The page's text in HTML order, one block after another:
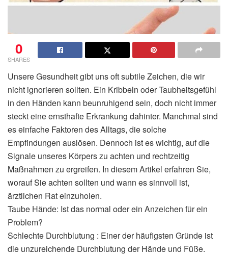
0
SHARES
Unsere Gesundheit gibt uns oft subtile Zeichen, die wir
nicht ignorieren sollten. Ein Kribbeln oder Taubheitsgefühl
in den Händen kann beunruhigend sein, doch nicht immer
steckt eine ernsthafte Erkrankung dahinter. Manchmal sind
es einfache Faktoren des Alltags, die solche
Empfindungen auslösen. Dennoch ist es wichtig, auf die
Signale unseres Körpers zu achten und rechtzeitig
Maßnahmen zu ergreifen. In diesem Artikel erfahren Sie,
worauf Sie achten sollten und wann es sinnvoll ist,
ärztlichen Rat einzuholen.
Taube Hände: Ist das normal oder ein Anzeichen für ein
Problem?
Schlechte Durchblutung : Einer der häufigsten Gründe ist
die unzureichende Durchblutung der Hände und Füße.